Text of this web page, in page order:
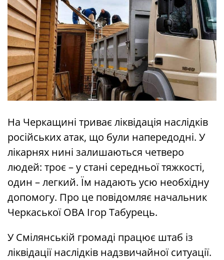
На Черкащині триває ліквідація наслідків
російських атак, що були напередодні. У
лікарнях нині залишаються четверо
людей: троє – у стані середньої тяжкості,
один – легкий. Їм надають усю необхідну
допомогу. Про це повідомляє начальник
Черкаської ОВА Ігор Табурець.
У Смілянській громаді працює штаб із
ліквідації наслідків надзвичайної ситуації.